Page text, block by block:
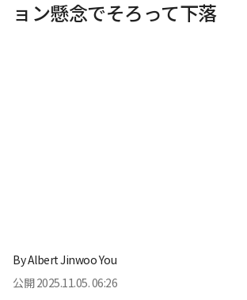
ョン懸念でそろって下落
ByAlbert Jinwoo You
公開 2025.11.05. 06:26